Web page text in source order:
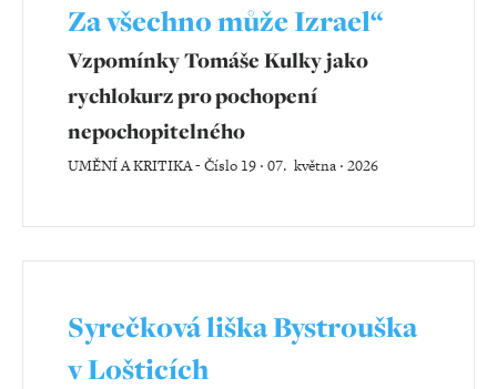
Za všechno může Izrael“
Vzpomínky Tomáše Kulky jako
rychlokurz pro pochopení
nepochopitelného
UMĚNÍ A KRITIKA-Číslo 19 ‧ 07. května ‧ 2026
Syrečková liška Bystrouška
v Lošticích